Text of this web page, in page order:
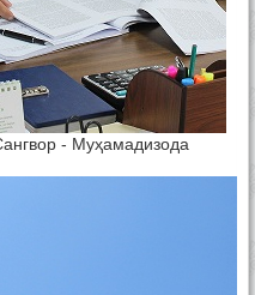
- Муҳамадизода